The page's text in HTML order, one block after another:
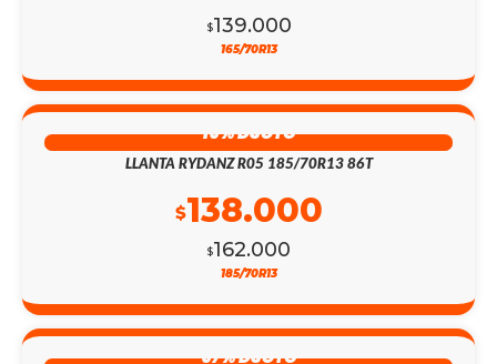
$139.000
165/70R13
15% DSCTO
LLANTA RYDANZ R05 185/70R13 86T
$162.000
$138.000
185/70R13
57% DSCTO